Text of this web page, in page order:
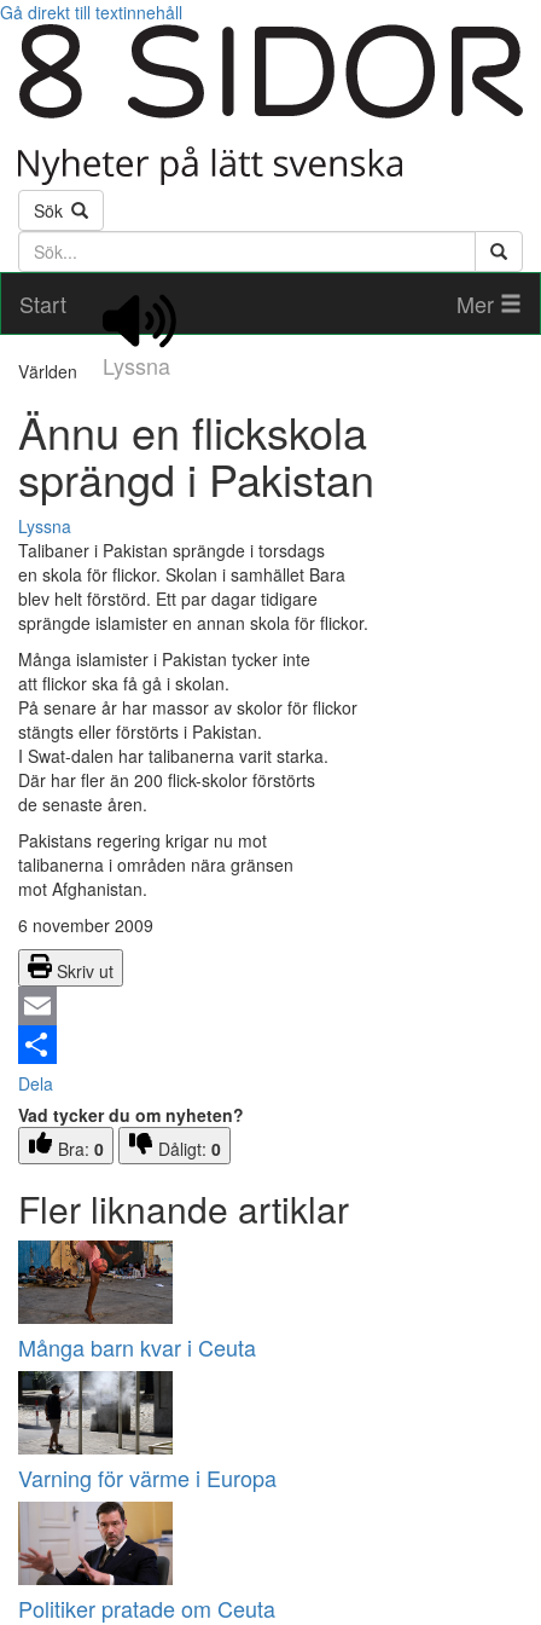
Gå direkt till textinnehåll
Sök
Söktext
Start
Lyssna
Mer
Världen
Ännu en flickskola
sprängd i Pakistan
Lyssna
Talibaner i Pakistan sprängde i torsdags
en skola för flickor. Skolan i samhället Bara
blev helt förstörd. Ett par dagar tidigare
sprängde islamister en annan skola för flickor.
Många islamister i Pakistan tycker inte
att flickor ska få gå i skolan.
På senare år har massor av skolor för flickor
stängts eller förstörts i Pakistan.
I Swat-dalen har talibanerna varit starka.
Där har fler än 200 flick-skolor förstörts
de senaste åren.
Pakistans regering krigar nu mot
talibanerna i områden nära gränsen
mot Afghanistan.
6 november 2009
Skriv ut
Email
Dela
Vad tycker du om nyheten?
Bra: 0 Dåligt: 0
Fler liknande artiklar
Många barn kvar i Ceuta
Varning för värme i Europa
Politiker pratade om Ceuta